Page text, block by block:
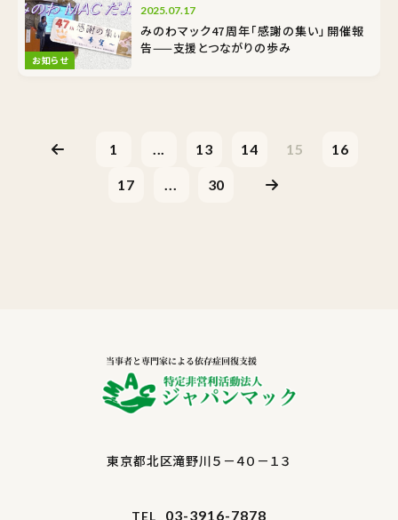
お知らせ
2025.07.17
みのわマック47周年「感謝の集い」開催報
告——支援とつながりの歩み
1 ... 13 14 15 16
17 ... 30
東京都北区滝野川５－４０－１３
TEL 03-3916-7878